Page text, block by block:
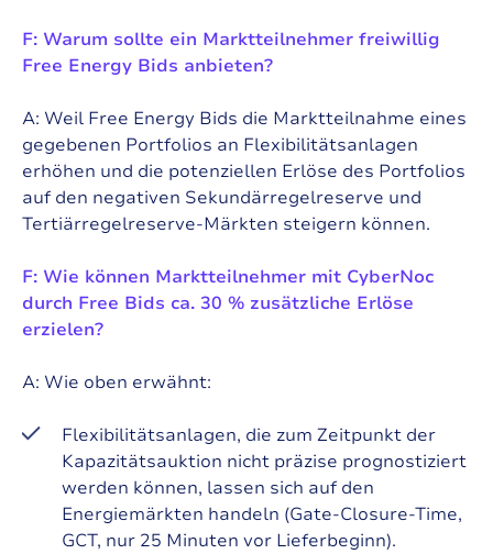
F: Warum sollte ein Marktteilnehmer freiwillig
Free Energy Bids anbieten?
A: Weil Free Energy Bids die Marktteilnahme eines
gegebenen Portfolios an Flexibilitätsanlagen
erhöhen und die potenziellen Erlöse des Portfolios
auf den negativen Sekundärregelreserve und
Tertiärregelreserve-Märkten steigern können.
F: Wie können Marktteilnehmer mit CyberNoc
durch Free Bids ca. 30 % zusätzliche Erlöse
erzielen?
A: Wie oben erwähnt:
Flexibilitätsanlagen, die zum Zeitpunkt der
Kapazitätsauktion nicht präzise prognostiziert
werden können, lassen sich auf den
Energiemärkten handeln (Gate-Closure-Time,
GCT, nur 25 Minuten vor Lieferbeginn).